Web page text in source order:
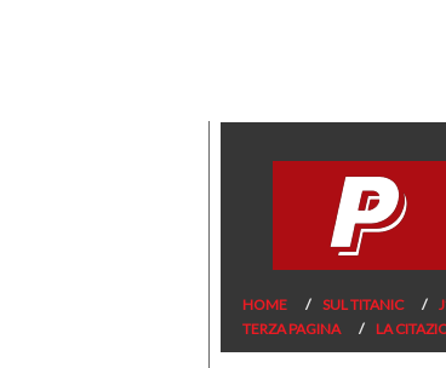
HOME SUL TITANIC
TERZA PAGINA
LA